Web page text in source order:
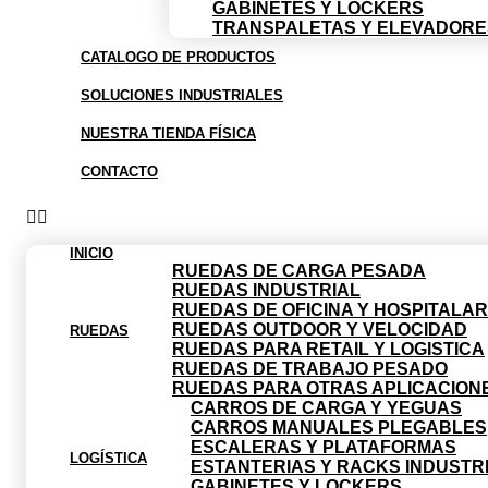
GABINETES Y LOCKERS
TRANSPALETAS Y
CATALOGO DE PRODUCTOS
SOLUCIONES INDUSTRIALES
NUESTRA TIENDA FÍSICA
CONTACTO
INICIO
RUEDAS
RUEDAS DE CARGA PESADA
RUEDAS INDUSTRIAL
RUEDAS DE OFICINA Y
RUEDAS OUTDOOR Y VELOCIDAD
RUEDAS PARA RETAIL Y LOGISTICA
RUEDAS DE TRABAJO PESADO
RUEDAS PARA OTRAS
LOGÍSTICA
CARROS DE CARGA Y YEGUAS
CARROS MANUALES PLEGABLES
ESCALERAS Y PLATAFORMAS
ESTANTERIAS Y RACKS